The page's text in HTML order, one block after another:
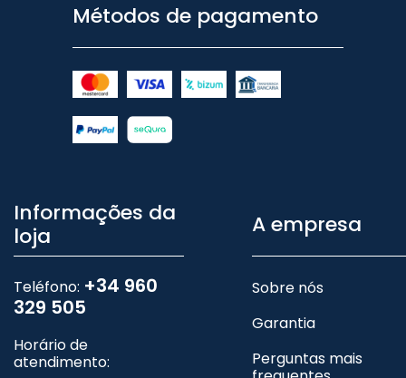
Métodos de pagamento
Informações da
loja
Teléfono: +34 960
329 505
Horário de
atendimento:
A empresa
Sobre nós
Garantia
Perguntas mais